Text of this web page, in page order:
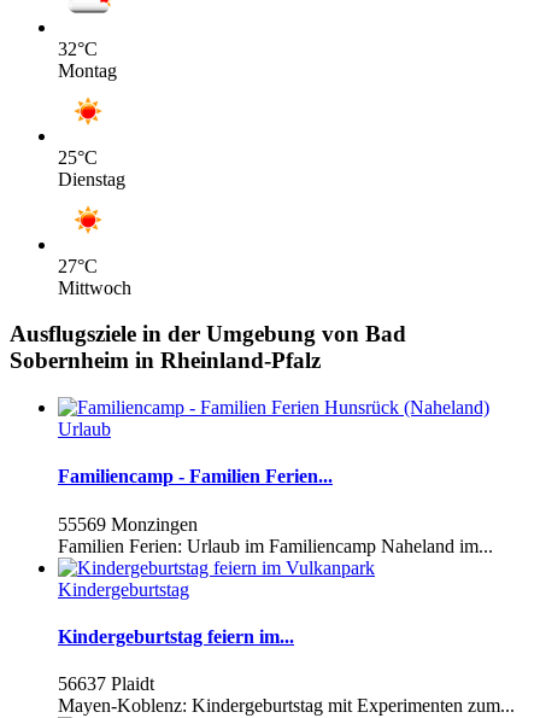
32°C
Montag
25°C
Dienstag
27°C
Mittwoch
Ausflugsziele in der Umgebung von Bad
Sobernheim in Rheinland-Pfalz
Urlaub
Familiencamp - Familien Ferien...
55569 Monzingen
Familien Ferien: Urlaub im Familiencamp Naheland im...
Kindergeburtstag
Kindergeburtstag feiern im...
56637 Plaidt
Mayen-Koblenz: Kindergeburtstag mit Experimenten zum...